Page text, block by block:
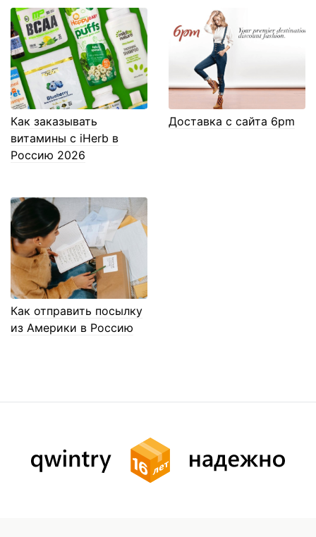
Как заказывать
витамины с iHerb в
Россию 2026
Доставка с сайта 6pm
Как отправить посылку
из Америки в Россию